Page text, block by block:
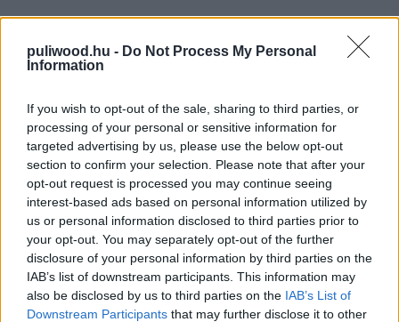
puliwood.hu - Do Not Process My Personal
Information
If you wish to opt-out of the sale, sharing to third parties, or
processing of your personal or sensitive information for
targeted advertising by us, please use the below opt-out
section to confirm your selection. Please note that after your
opt-out request is processed you may continue seeing
interest-based ads based on personal information utilized by
us or personal information disclosed to third parties prior to
your opt-out. You may separately opt-out of the further
disclosure of your personal information by third parties on the
IAB’s list of downstream participants. This information may
also be disclosed by us to third parties on the IAB’s List of
Downstream Participants that may further disclose it to other
Carol Danvers (Brie Larson) mellé társul a frissen
Vellani) és a WandaVízióban megismert Monica
Rambeau (Teyonah Paris)
A filmet a 2021-es Kampókéz (Candyman) filmet is
jegyző Nia DaCosta rendezi
Érdemi információ nem hangzott el a panelen a film
kapcsán
Premier: 2023. július 28. (USA)